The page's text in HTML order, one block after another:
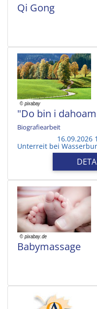
Qi Gong
"Do bin i
Biografiearbeit
16.09.2026
Unterreit bei
Babymassage